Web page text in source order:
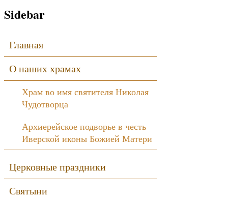
Sidebar
Главная
О наших храмах
Храм во имя святителя Николая
Чудотворца
Архиерейское подворье в честь
Иверской иконы Божией Матери
Церковные праздники
Святыни